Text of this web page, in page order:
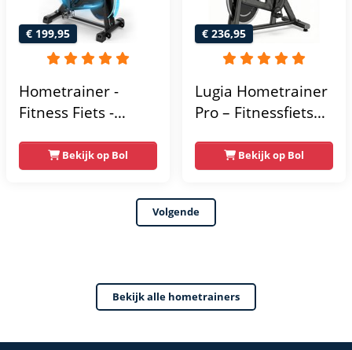
€ 199,95
Hometrainer -
Fitness Fiets -
Vliegwiel -
Hartslagmeter -
Incl App - Extreem
Bekijk op Bol
€ 236,95
Lugia Hometrainer
Pro – Fitnessfiets
Gebruikers –
Premium Vering &
Demping – Extra
Soepel & Stil –
Bekijk op Bol
Volgende
Bekijk alle hometrainers